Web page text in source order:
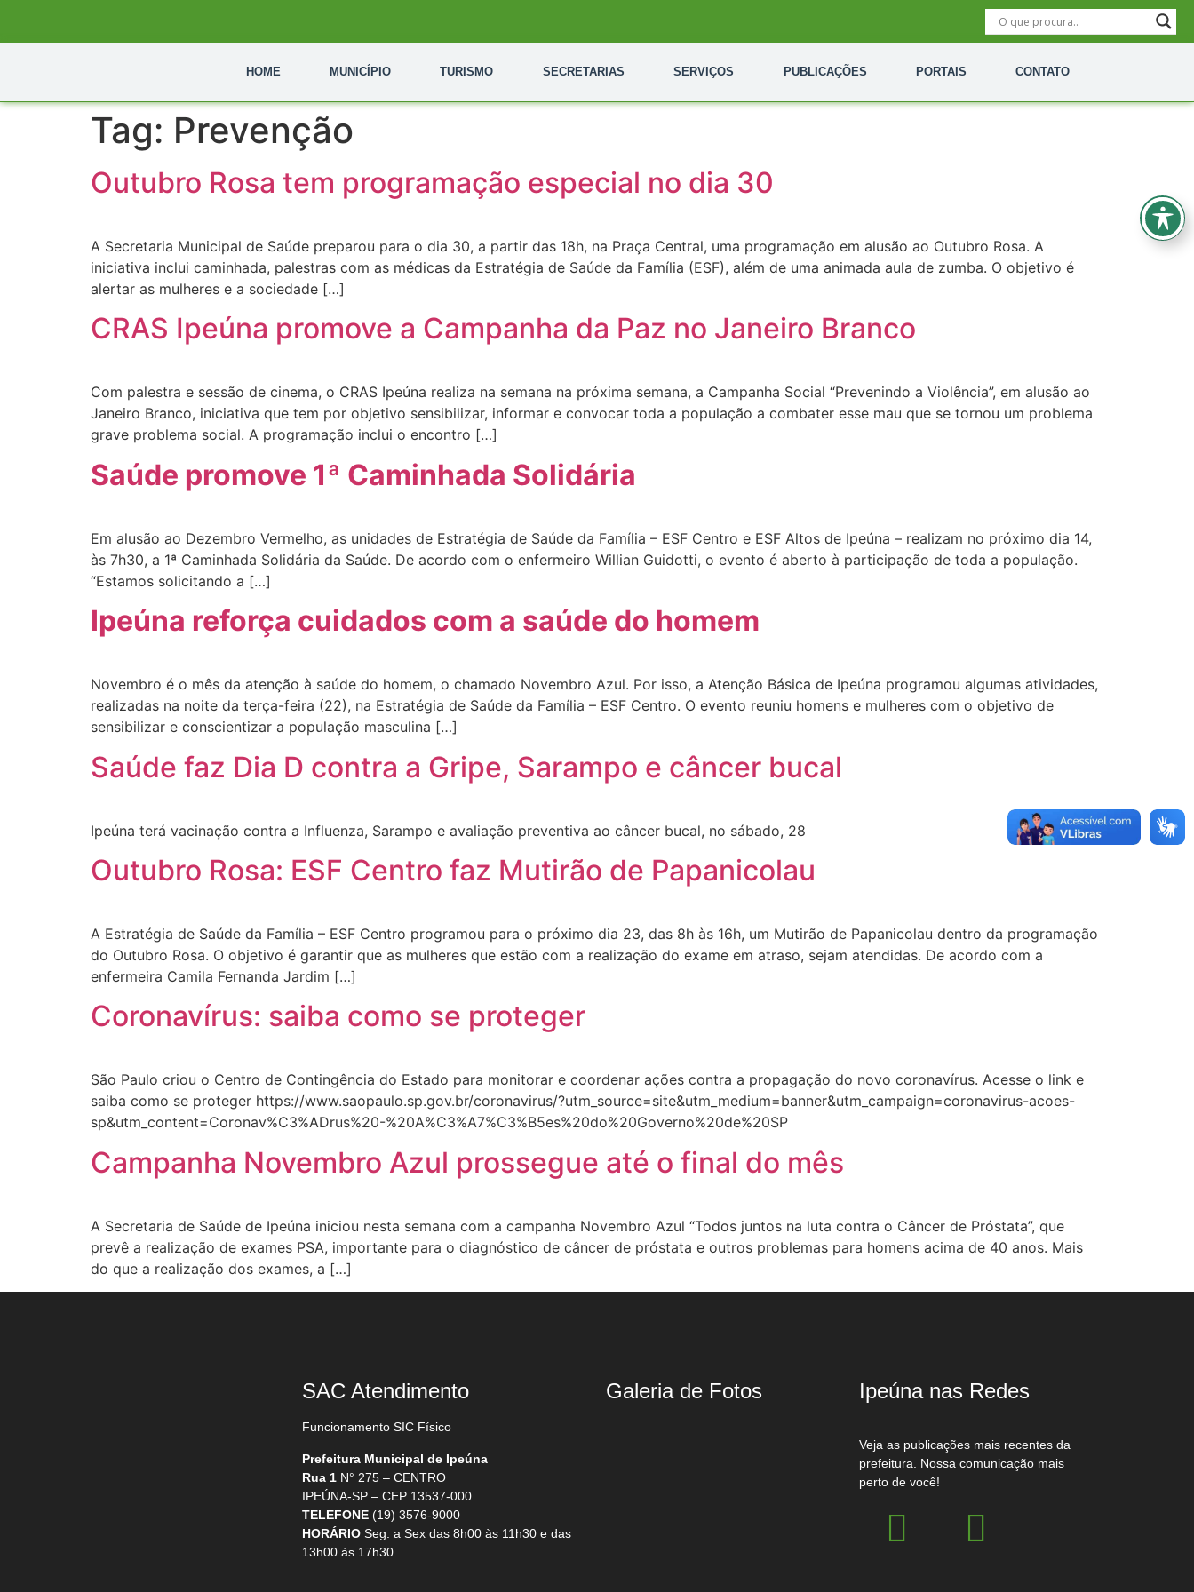
HOME MUNICÍPIO TURISMO SECRETARIAS SERVIÇOS PUBLICAÇÕES PORTAIS CONTATO
Tag: Prevenção
Outubro Rosa tem programação especial no dia 30
A Secretaria Municipal de Saúde preparou para o dia 30, a partir das 18h, na Praça Central, uma programação em alusão ao Outubro Rosa. A
iniciativa inclui caminhada, palestras com as médicas da Estratégia de Saúde da Família (ESF), além de uma animada aula de zumba. O objetivo é
alertar as mulheres e a sociedade […]
CRAS Ipeúna promove a Campanha da Paz no Janeiro Branco
Com palestra e sessão de cinema, o CRAS Ipeúna realiza na semana na próxima semana, a Campanha Social “Prevenindo a Violência”, em alusão ao
Janeiro Branco, iniciativa que tem por objetivo sensibilizar, informar e convocar toda a população a combater esse mau que se tornou um problema
grave problema social. A programação inclui o encontro […]
Saúde promove 1ª Caminhada Solidária
Em alusão ao Dezembro Vermelho, as unidades de Estratégia de Saúde da Família – ESF Centro e ESF Altos de Ipeúna – realizam no próximo dia 14,
às 7h30, a 1ª Caminhada Solidária da Saúde. De acordo com o enfermeiro Willian Guidotti, o evento é aberto à participação de toda a população.
“Estamos solicitando a […]
Ipeúna reforça cuidados com a saúde do homem
Novembro é o mês da atenção à saúde do homem, o chamado Novembro Azul. Por isso, a Atenção Básica de Ipeúna programou algumas atividades,
realizadas na noite da terça-feira (22), na Estratégia de Saúde da Família – ESF Centro. O evento reuniu homens e mulheres com o objetivo de
sensibilizar e conscientizar a população masculina […]
Saúde faz Dia D contra a Gripe, Sarampo e câncer bucal
Ipeúna terá vacinação contra a Influenza, Sarampo e avaliação preventiva ao câncer bucal, no sábado, 28
Outubro Rosa: ESF Centro faz Mutirão de Papanicolau
A Estratégia de Saúde da Família – ESF Centro programou para o próximo dia 23, das 8h às 16h, um Mutirão de Papanicolau dentro da programação
do Outubro Rosa. O objetivo é garantir que as mulheres que estão com a realização do exame em atraso, sejam atendidas. De acordo com a
enfermeira Camila Fernanda Jardim […]
Coronavírus: saiba como se proteger
São Paulo criou o Centro de Contingência do Estado para monitorar e coordenar ações contra a propagação do novo coronavírus. Acesse o link e
saiba como se proteger https://www.saopaulo.sp.gov.br/coronavirus/?utm_source=site&utm_medium=banner&utm_campaign=coronavirus-acoes-
sp&utm_content=Coronav%C3%ADrus%20-%20A%C3%A7%C3%B5es%20do%20Governo%20de%20SP
Campanha Novembro Azul prossegue até o final do mês
A Secretaria de Saúde de Ipeúna iniciou nesta semana com a campanha Novembro Azul “Todos juntos na luta contra o Câncer de Próstata”, que
prevê a realização de exames PSA, importante para o diagnóstico de câncer de próstata e outros problemas para homens acima de 40 anos. Mais
do que a realização dos exames, a […]
SAC Atendimento
Funcionamento SIC Físico
Prefeitura Municipal de Ipeúna
Rua 1 N° 275 – CENTRO
IPEÚNA-SP – CEP 13537-000
TELEFONE (19) 3576-9000
HORÁRIO Seg. a Sex das 8h00 às 11h30 e das
13h00 às 17h30
Galeria de Fotos Ipeúna nas Redes
Veja as publicações mais recentes da
prefeitura. Nossa comunicação mais
perto de você!